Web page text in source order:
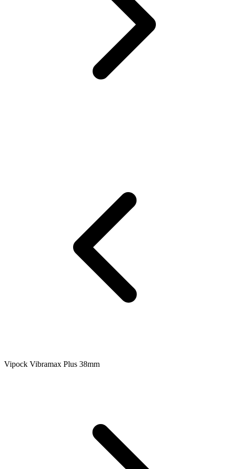
Vipock Vibramax Plus 38mm